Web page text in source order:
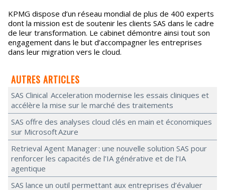
KPMG dispose d’un réseau mondial de plus de 400 experts
dont la mission est de soutenir les clients SAS dans le cadre
de leur transformation. Le cabinet démontre ainsi tout son
engagement dans le but d’accompagner les entreprises
dans leur migration vers le cloud.
AUTRES ARTICLES
SAS Clinical Acceleration modernise les essais cliniques et
accélère la mise sur le marché des traitements
SAS offre des analyses cloud clés en main et économiques
sur Microsoft Azure
Retrieval Agent Manager : une nouvelle solution SAS pour
renforcer les capacités de l’IA générative et de l’IA
agentique
SAS lance un outil permettant aux entreprises d’évaluer